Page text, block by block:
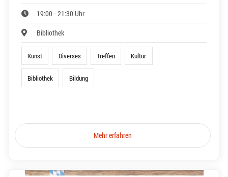
19:00 - 21:30 Uhr
Bibliothek
Kunst Diverses Treffen Kultur
Bibliothek Bildung
Mehr erfahren